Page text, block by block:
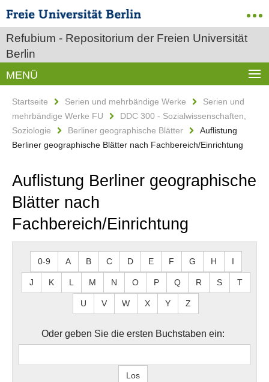
Refubium - Repositorium der Freien Universität
Berlin
MENÜ
Startseite Serien und mehrbändige Werke
Serien und
mehrbändige Werke FU
DDC 300 - Sozialwissenschaften,
Soziologie
Berliner geographische Blätter
Auflistung
Berliner geographische Blätter nach Fachbereich/Einrichtung
Auflistung Berliner geographische
Blätter nach
Fachbereich/Einrichtung
0-9 A B C D E F G H I
J K L M N O P Q R S T
U V W X Y Z
Oder geben Sie die ersten Buchstaben ein: